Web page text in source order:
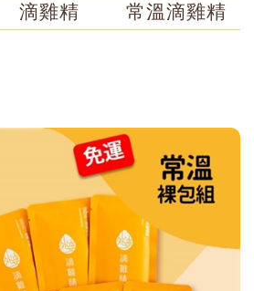
滴雞精 常溫滴雞精